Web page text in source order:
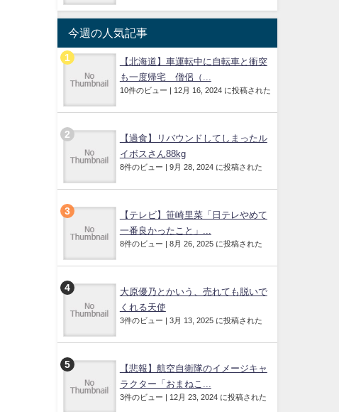
今週の人気記事
【北海道】車運転中に自転車と衝突
も一度帰宅 僧侶（...
10件のビュー 12月 16, 2024 に投稿された
【過食】リバウンドしてしまったル
イボスさん88kg
8件のビュー 9月 28, 2024 に投稿された
【テレビ】笹崎里菜「日テレやめて
一番良かったこと」...
8件のビュー 8月 26, 2025 に投稿された
大原優乃とかいう、売れても脱いで
くれる天使
3件のビュー 3月 13, 2025 に投稿された
【悲報】航空自衛隊のイメージキャ
ラクター「おまねこ...
3件のビュー 12月 23, 2024 に投稿された